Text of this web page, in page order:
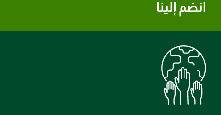
انضم إلينا